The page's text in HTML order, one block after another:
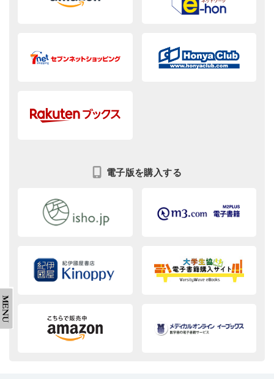
電子版を購入する